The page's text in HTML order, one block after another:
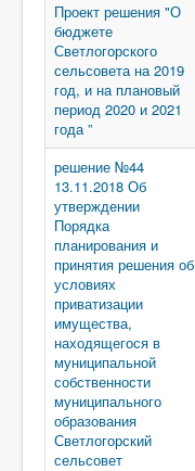
Проект решения "О
бюджете
Светлогорского
сельсовета на 2019
год, и на плановый
период 2020 и 2021
года ”
решение №44
13.11.2018 Об
утверждении
Порядка
планирования и
принятия решения об
условиях
приватизации
имущества,
находящегося в
муниципальной
собственности
муниципального
образования
Светлогорский
сельсовет